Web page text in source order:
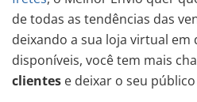
de todas as tendências das
deixando a sua loja virtual em
disponíveis, você tem mais
clientes e deixar o seu